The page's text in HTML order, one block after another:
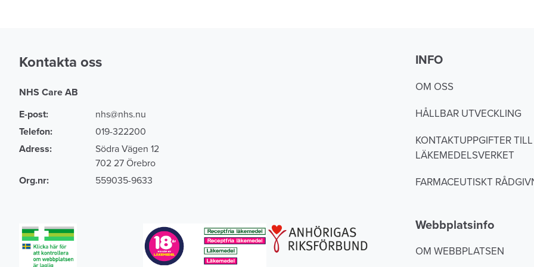
Kontakta oss
NHS Care AB
E-post:
nhs@nhs.nu
Telefon:
019-322200
Adress:
Södra Vägen 12
702 27 Örebro
Org.nr:
559035-9633
INFO
OM OSS
HÅLLBAR UTVECKLING
KONTAKTUPPGIFTER TILL
LÄKEMEDELSVERKET
FARMACEUTISKT
Webbplatsinfo
OM WEBBPLATSEN